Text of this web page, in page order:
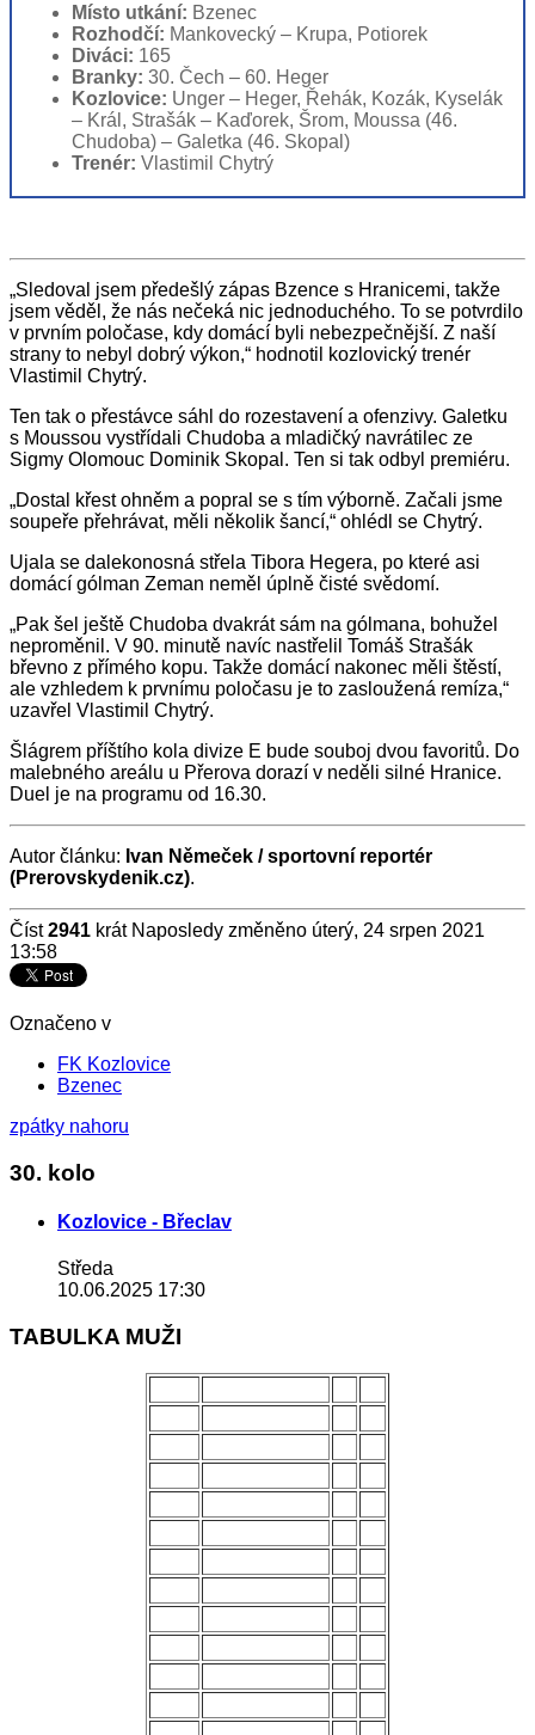
Místo utkání: Bzenec
Rozhodčí: Mankovecký – Krupa, Potiorek
Diváci: 165
Branky: 30. Čech – 60. Heger
Kozlovice: Unger – Heger, Řehák, Kozák, Kyselák
– Král, Strašák – Kaďorek, Šrom, Moussa (46.
Chudoba) – Galetka (46. Skopal)
Trenér: Vlastimil Chytrý
„Sledoval jsem předešlý zápas Bzence s Hranicemi, takže
jsem věděl, že nás nečeká nic jednoduchého. To se potvrdilo
v prvním poločase, kdy domácí byli nebezpečnější. Z naší
strany to nebyl dobrý výkon,“ hodnotil kozlovický trenér
Vlastimil Chytrý.
Ten tak o přestávce sáhl do rozestavení a ofenzivy. Galetku
s Moussou vystřídali Chudoba a mladičký navrátilec ze
Sigmy Olomouc Dominik Skopal. Ten si tak odbyl premiéru.
„Dostal křest ohněm a popral se s tím výborně. Začali jsme
soupeře přehrávat, měli několik šancí,“ ohlédl se Chytrý.
Ujala se dalekonosná střela Tibora Hegera, po které asi
domácí gólman Zeman neměl úplně čisté svědomí.
„Pak šel ještě Chudoba dvakrát sám na gólmana, bohužel
neproměnil. V 90. minutě navíc nastřelil Tomáš Strašák
břevno z přímého kopu. Takže domácí nakonec měli štěstí,
ale vzhledem k prvnímu poločasu je to zasloužená remíza,“
uzavřel Vlastimil Chytrý.
Šlágrem příštího kola divize E bude souboj dvou favoritů. Do
malebného areálu u Přerova dorazí v neděli silné Hranice.
Duel je na programu od 16.30.
Autor článku: Ivan Němeček / sportovní reportér
(Prerovskydenik.cz).
Číst2941 krát Naposledy změněno úterý, 24 srpen 2021
13:58
Označeno v
FK Kozlovice
Bzenec
zpátky nahoru
30. kolo
Kozlovice - Břeclav
Středa
10.06.2025 17:30
TABULKA MUŽI